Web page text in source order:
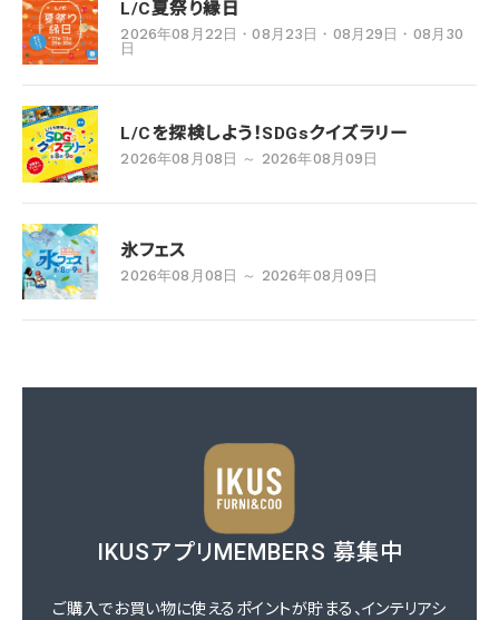
L/C夏祭り縁日
2026年08月22日・08月23日・08月29日・08月30
日
L/Cを探検しよう！SDGsクイズラリー
2026年08月08日 ～ 2026年08月09日
氷フェス
2026年08月08日 ～ 2026年08月09日
IKUSアプリMEMBERS 募集中
ご購入でお買い物に使えるポイントが貯まる、インテリアシ